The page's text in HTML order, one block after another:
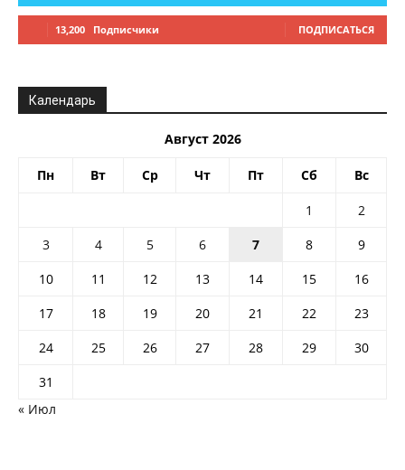
13,200 Подписчики ПОДПИСАТЬСЯ
Календарь
Август 2026
Пн Вт Ср Чт Пт Сб Вс
1
2
3
4 5 6 7 8
9
10
11 12 13 14 15
16
17
18 19 20 21 22
23
24
25 26 27 28 29
30
31
« Июл